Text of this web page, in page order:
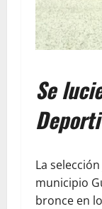
Se
La
municipio
bronce en